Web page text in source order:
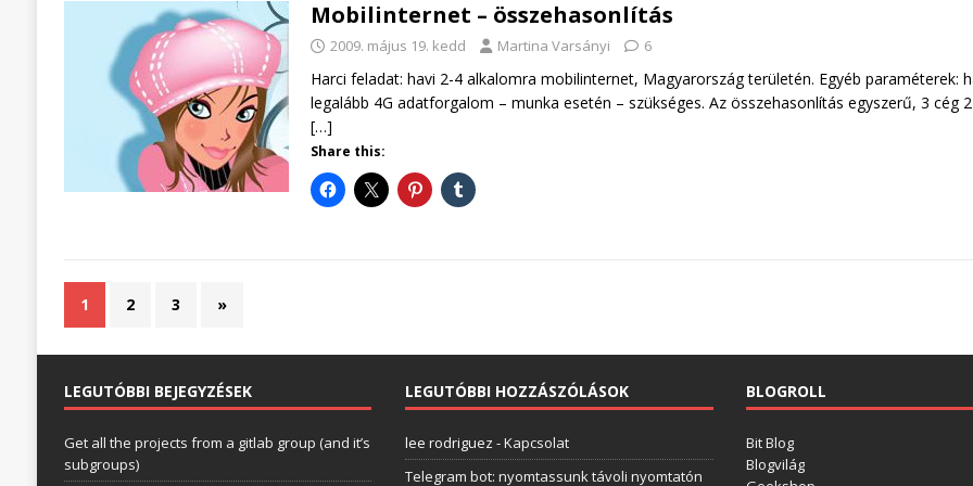
Mobilinternet – összehasonlítás
2009. május 19. kedd Martina Varsányi 6
Harci feladat: havi 2-4 alkalomra mobilinternet, Magyarország területén. Egyéb paraméterek:
legalább 4G adatforgalom – munka esetén – szükséges. Az összehasonlítás egyszerű, 3 cég 2
[…]
Share this:
1 2 3 »
LEGUTÓBBI BEJEGYZÉSEK
Get all the projects from a gitlab group (and it’s
subgroups)
LEGUTÓBBI HOZZÁSZÓLÁSOK
lee rodriguez -Kapcsolat
Telegram bot: nyomtassunk távoli nyomtatón
BLOGROLL
Bit Blog
Blogvilág